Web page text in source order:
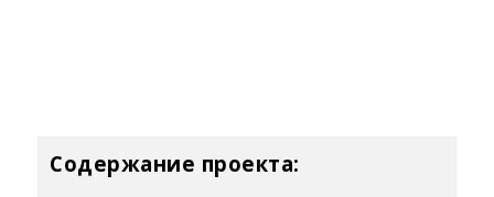
Содержание проекта: